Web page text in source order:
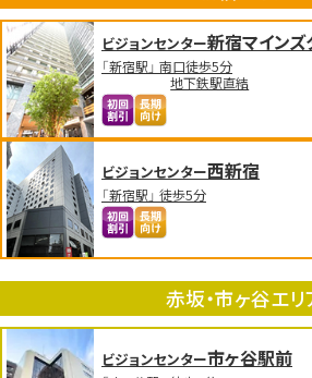
ビジョンセンター新宿マインズ
「新宿駅」 南口徒歩5分
地下鉄駅直結
ビジョンセンター西新宿
「新宿駅」 徒歩5分
赤坂・市ヶ谷エリ
ビジョンセンター市ヶ谷駅前